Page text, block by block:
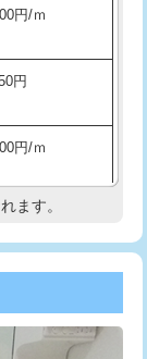
円
円
円
円
積
円
円
円
円
円
円/ｍ
円
円/ｍ
査
円
ます。